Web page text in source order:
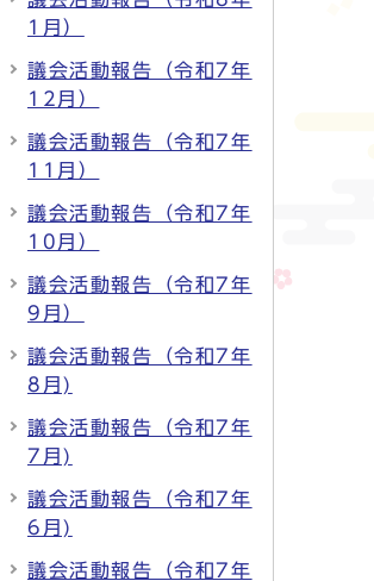
1月）
議会活動報告（令和7年
12月）
議会活動報告（令和7年
11月）
議会活動報告（令和7年
10月）
議会活動報告（令和7年
9月）
議会活動報告（令和7年
8月)
議会活動報告（令和7年
7月)
議会活動報告（令和7年
6月)
議会活動報告（令和7年